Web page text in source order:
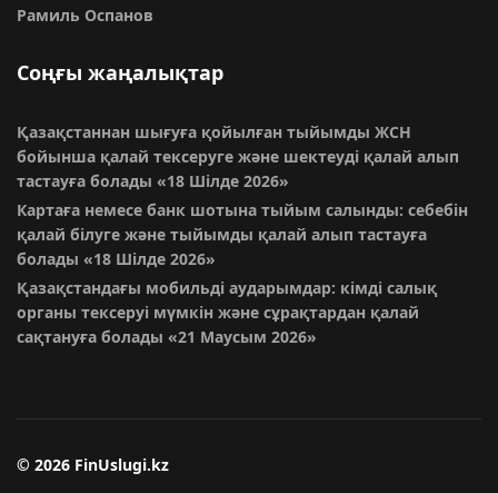
Рамиль Оспанов
Соңғы жаңалықтар
Қазақстаннан шығуға қойылған тыйымды ЖСН
бойынша қалай тексеруге және шектеуді қалай алып
тастауға болады «18 Шілде 2026»
Картаға немесе банк шотына тыйым салынды: себебін
қалай білуге және тыйымды қалай алып тастауға
болады «18 Шілде 2026»
Қазақстандағы мобильді аударымдар: кімді салық
органы тексеруі мүмкін және сұрақтардан қалай
сақтануға болады «21 Маусым 2026»
© 2026 FinUslugi.kz